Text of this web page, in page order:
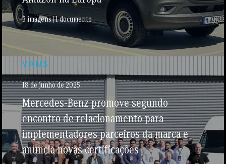
3 imagens | 1 documento
VANS
18 de junho de 2025
Mercedes-Benz promove segundo
encontro de relacionamento para
implementadores parceiros da marca e
anuncia novas certificações